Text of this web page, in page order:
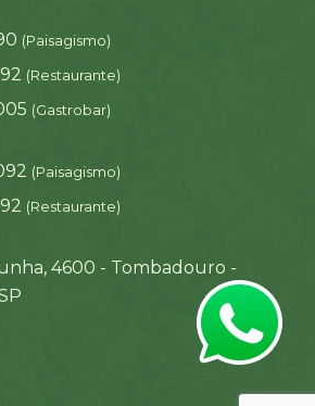
(Paisagismo)
(Restaurante)
(Gastrobar)
(Paisagismo)
(Restaurante)
4600 - Tombadouro -